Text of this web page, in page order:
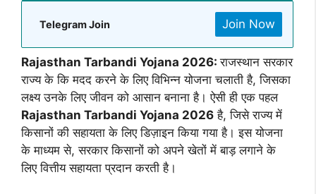
Telegram Join Join Now
Rajasthan Tarbandi Yojana 2026:राजस्थान सरकार
राज्य के कि मदद करने के लिए विभिन्न योजना चलाती है, जिसका
लक्ष्य उनके लिए जीवन को आसान बनाना है। ऐसी ही एक पहल
Rajasthan Tarbandi Yojana 2026 है, जिसे राज्य में
किसानों की सहायता के लिए डिज़ाइन किया गया है। इस योजना
के माध्यम से, सरकार किसानों को अपने खेतों में बाड़ लगाने के
लिए वित्तीय सहायता प्रदान करती है।